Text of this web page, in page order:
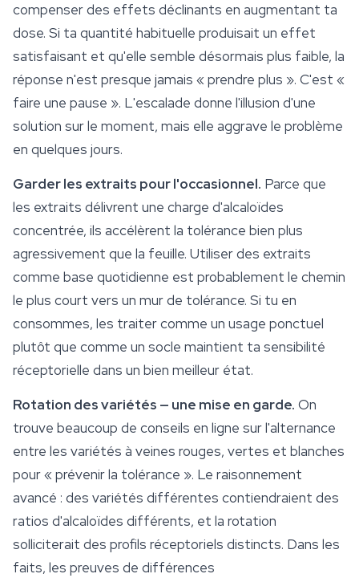
compenser des effets déclinants en augmentant ta
dose. Si ta quantité habituelle produisait un effet
satisfaisant et qu'elle semble désormais plus faible, la
réponse n'est presque jamais « prendre plus ». C'est «
faire une pause ». L'escalade donne l'illusion d'une
solution sur le moment, mais elle aggrave le problème
en quelques jours.
Garder les extraits pour l'occasionnel. Parce que
les extraits délivrent une charge d'alcaloïdes
concentrée, ils accélèrent la tolérance bien plus
agressivement que la feuille. Utiliser des extraits
comme base quotidienne est probablement le chemin
le plus court vers un mur de tolérance. Si tu en
consommes, les traiter comme un usage ponctuel
plutôt que comme un socle maintient ta sensibilité
réceptorielle dans un bien meilleur état.
Rotation des variétés — une mise en garde. On
trouve beaucoup de conseils en ligne sur l'alternance
entre les variétés à veines rouges, vertes et blanches
pour « prévenir la tolérance ». Le raisonnement
avancé : des variétés différentes contiendraient des
ratios d'alcaloïdes différents, et la rotation
solliciterait des profils réceptoriels distincts. Dans les
faits, les preuves de différences